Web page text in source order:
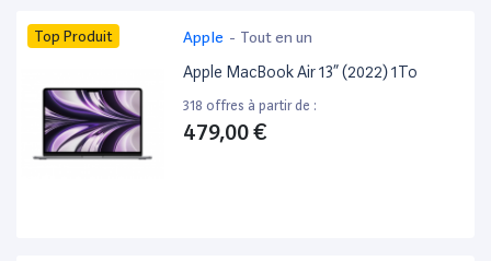
Top Produit Apple - Tout en un
Apple MacBook Air 13” (2022) 1To
318 offres à partir de :
479,00 €